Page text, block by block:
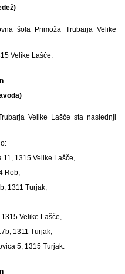
šola Primoža Trubarja Velike
Velike Lašče.
Velike Lašče sta naslednji
1315 Velike Lašče,
Rob,
1311 Turjak,
Velike Lašče,
1311 Turjak,
5, 1315 Turjak.